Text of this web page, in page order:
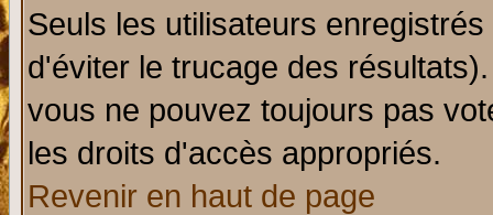
Seuls les utilisateurs
d'éviter le trucage des
vous ne pouvez toujours pas
les droits d'accès appropriés.
Revenir en haut de page